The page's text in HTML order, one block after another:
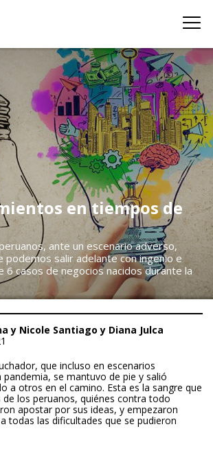
en tiempos de
ante un escenario adverso,
salir adelante con ingenio e
6 casos de negocios nacidos durante la
y Nicole Santiago y Diana Julca
que incluso en escenarios
se mantuvo de pie y salió
a otros en el camino. Esta es la sangre que
de los peruanos, quiénes contra todo
apostar por sus ideas, y empezaron
todas las dificultades que se pudieron